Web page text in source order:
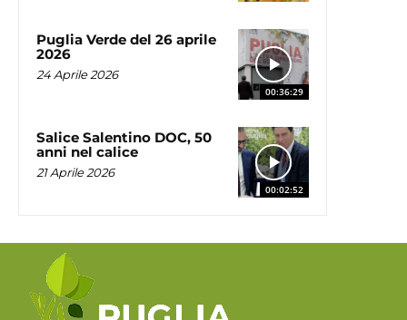
00:36:29
Puglia Verde del 26 aprile
2026
24 Aprile 2026
00:02:52
Salice Salentino DOC, 50
anni nel calice
21 Aprile 2026